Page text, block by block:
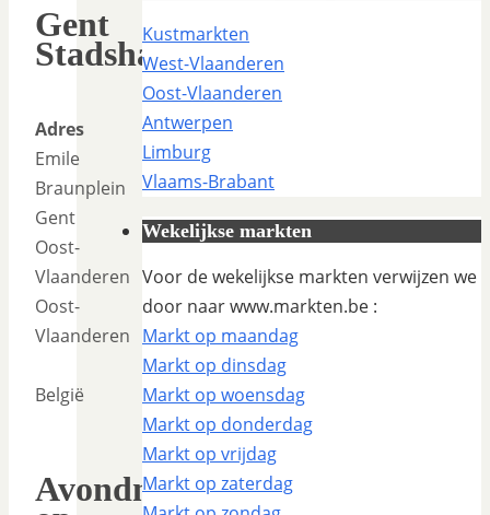
Gent
Stadshal
Adres
Emile
Braunplein
Gent
Oost-
Vlaanderen
Oost-
Vlaanderen
België
Avondmarkten
Kustmarkten
West-Vlaanderen
Oost-Vlaanderen
Antwerpen
Limburg
Vlaams-Brabant
Wekelijkse markten
Voor de wekelijkse markten verwijzen we
door naar www.markten.be :
Markt op maandag
Markt op dinsdag
Markt op woensdag
Markt op donderdag
Markt op vrijdag
Markt op zaterdag